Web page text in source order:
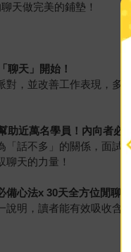
天做完美的鋪墊！
聊天」開始！
對，並改善工作表現，多
助近萬名學員！內向者必
「話不多」的關係，面試
天的力量！
備心法x 30天全方位閒聊指
說明，讀者能有效吸收含